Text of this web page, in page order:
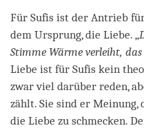
Für Sufis ist der Antrieb für
dem Ursprung, die Liebe. „
Stimme Wärme verleiht, das
Liebe ist für Sufis kein
zwar viel darüber reden,
zählt. Sie sind er Meinung,
die Liebe zu schmecken.